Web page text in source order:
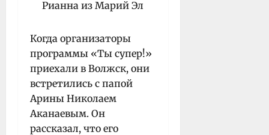
Когда организаторы
программы «Ты супер!»
приехали в Волжск, они
встретились с папой
Арины Николаем
Аканаевым. Он
рассказал, что его